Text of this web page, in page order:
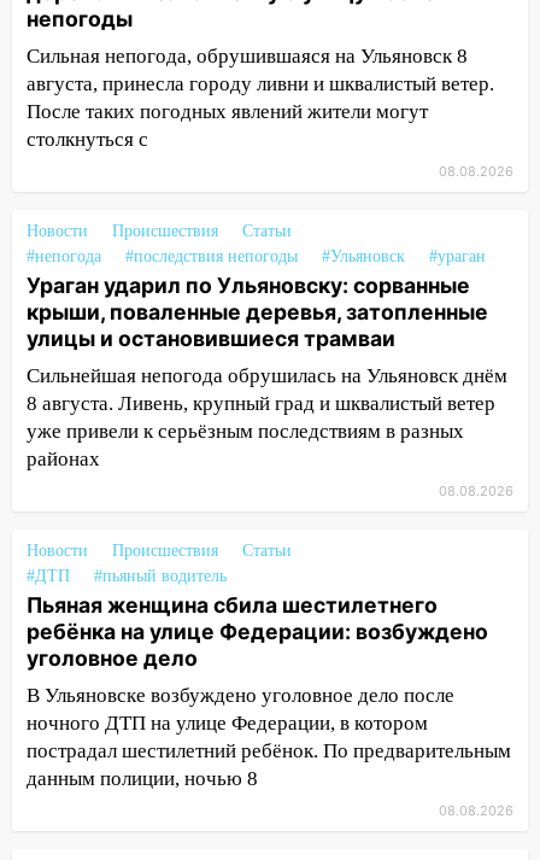
упавшее дерево или затопленную улицу
после непогоды
13:59 В Новом городе ураганным
ветром сорвало опалубку со
строящегося дома
В мэрии Ульяновска рассказали,
шторма
13:49
Стихия продолжает крушить
Ульяновск: дерево рухнуло на дом на
Орджоникидзе
13:47 На Нижней Террасе мощным
ветром вырвало дерево с корнем
13:46 Сильный ветер сорвал крышу с
СТО на проспекте Созидателей
транспорту: в Ульяновске трамвай
сошёл с рельсов
13:22 Упавшие деревья перекрыли
дороги в Ульяновске: фото
13:17
Непогода в Ульяновске не
закончится сегодня: сильные ливни
сохранятся 9 августа
13:15 Трижды «брал в долг» без спроса:
житель Вешкаймского района похитил у
непогоды
Сильная непогода, обрушившаяся на Ульяновск 8
августа, принесла городу ливни и шквалистый ветер.
После таких погодных явлений жители могут
столкнуться с
08.08.2026
Новости Происшествия
Статьи
#непогода
#последствия непогоды #Ульяновск #ураган
Ураган ударил по Ульяновску: сорванные
крыши, поваленные деревья, затопленные
улицы и остановившиеся трамваи
Сильнейшая непогода обрушилась на Ульяновск днём
8 августа. Ливень, крупный град и шквалистый ветер
уже привели к серьёзным последствиям в разных
районах
08.08.2026
Новости Происшествия
Статьи
#ДТП
#пьяный водитель
Пьяная женщина сбила шестилетнего
ребёнка на улице Федерации: возбуждено
уголовное дело
В Ульяновске возбуждено уголовное дело после
ночного ДТП на улице Федерации, в котором
пострадал шестилетний ребёнок. По предварительным
данным полиции, ночью 8
08.08.2026